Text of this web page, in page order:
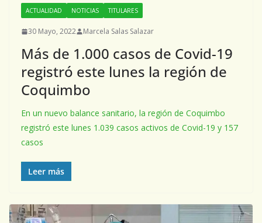
ACTUALIDAD NOTICIAS TITULARES
30 Mayo, 2022 Marcela Salas Salazar
Más de 1.000 casos de Covid-19
registró este lunes la región de
Coquimbo
En un nuevo balance sanitario, la región de Coquimbo
registró este lunes 1.039 casos activos de Covid-19 y 157
casos
Leer más